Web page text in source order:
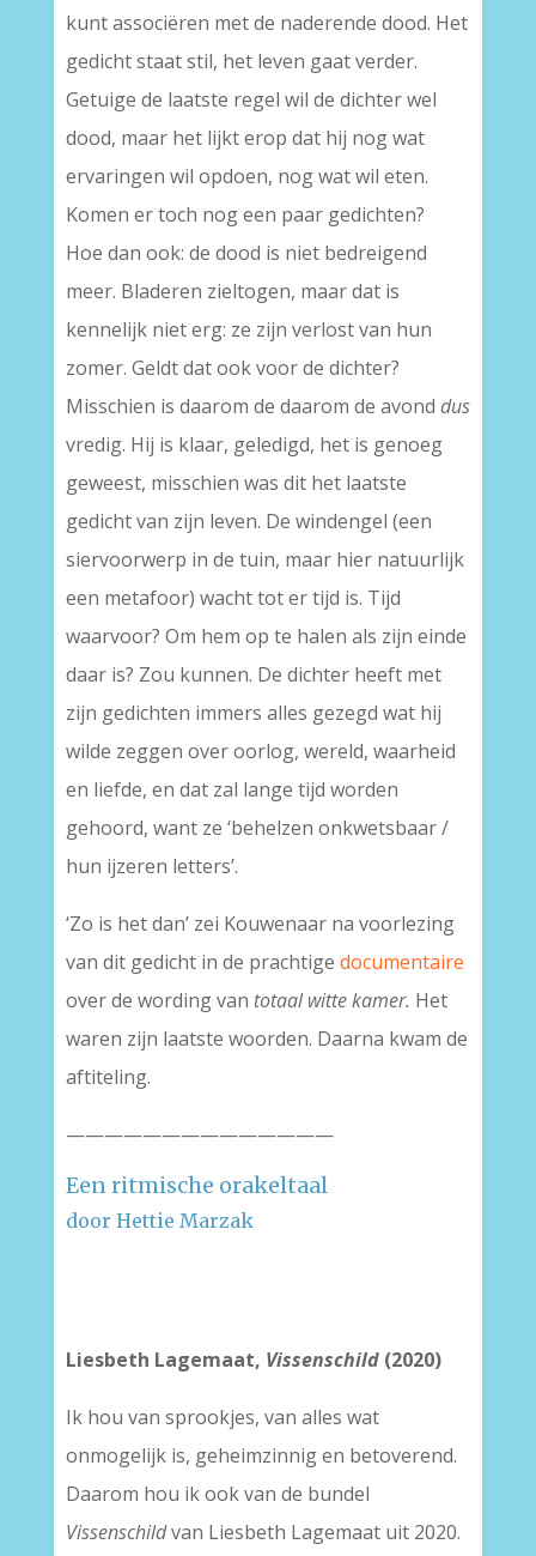
kunt associëren met de naderende dood. Het
gedicht staat stil, het leven gaat verder.
Getuige de laatste regel wil de dichter wel
dood, maar het lijkt erop dat hij nog wat
ervaringen wil opdoen, nog wat wil eten.
Komen er toch nog een paar gedichten?
Hoe dan ook: de dood is niet bedreigend
meer. Bladeren zieltogen, maar dat is
kennelijk niet erg: ze zijn verlost van hun
zomer. Geldt dat ook voor de dichter?
Misschien is daarom de daarom de avond dus
vredig. Hij is klaar, geledigd, het is genoeg
geweest, misschien was dit het laatste
gedicht van zijn leven. De windengel (een
siervoorwerp in de tuin, maar hier natuurlijk
een metafoor) wacht tot er tijd is. Tijd
waarvoor? Om hem op te halen als zijn einde
daar is? Zou kunnen. De dichter heeft met
zijn gedichten immers alles gezegd wat hij
wilde zeggen over oorlog, wereld, waarheid
en liefde, en dat zal lange tijd worden
gehoord, want ze ‘behelzen onkwetsbaar /
hun ijzeren letters’.
‘Zo is het dan’ zei Kouwenaar na voorlezing
van dit gedicht in de prachtige documentaire
over de wording van totaal witte kamer. Het
waren zijn laatste woorden. Daarna kwam de
aftiteling.
——————————————
Een ritmische orakeltaal
door Hettie Marzak
Liesbeth Lagemaat, Vissenschild(2020)
Ik hou van sprookjes, van alles wat
onmogelijk is, geheimzinnig en betoverend.
Daarom hou ik ook van de bundel
Vissenschildvan Liesbeth Lagemaat uit 2020.